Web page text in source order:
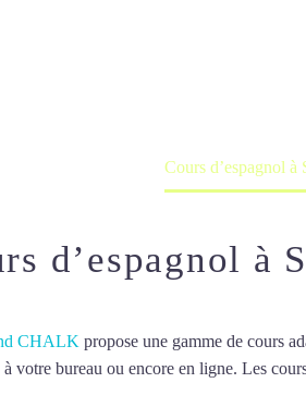
Cours d’espagnol à
d’espagnol à
CHALK propose une gamme de cours
votre bureau ou encore en ligne. Les